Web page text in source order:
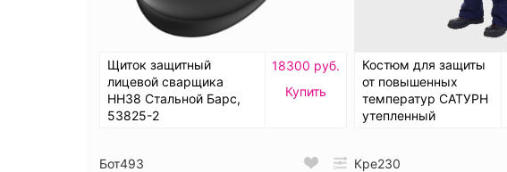
Щиток защитный
лицевой сварщика
НН38 Стальной Барс,
53825-2
18300 руб.
Купить
Костюм для защиты
от повышенных
температур САТУРН
утепленный
Бот493 Кре230